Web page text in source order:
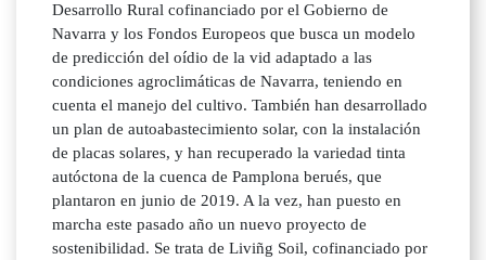
Desarrollo Rural cofinanciado por el Gobierno de
Navarra y los Fondos Europeos que busca un modelo
de predicción del oídio de la vid adaptado a las
condiciones agroclimáticas de Navarra, teniendo en
cuenta el manejo del cultivo. También han desarrollado
un plan de autoabastecimiento solar, con la instalación
de placas solares, y han recuperado la variedad tinta
autóctona de la cuenca de Pamplona berués, que
plantaron en junio de 2019. A la vez, han puesto en
marcha este pasado año un nuevo proyecto de
sostenibilidad. Se trata de Liviñg Soil, cofinanciado por